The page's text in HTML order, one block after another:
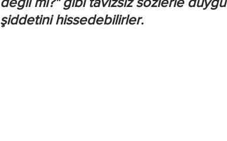
şiddetini hissedebilirler.